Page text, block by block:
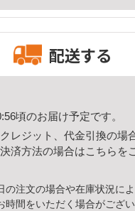
配送する
頃のお届け予定です。
レジット、代金引換の場
済方法の場合はこちら を
の注文の場合や在庫状況に
時間をいただく場合がござい